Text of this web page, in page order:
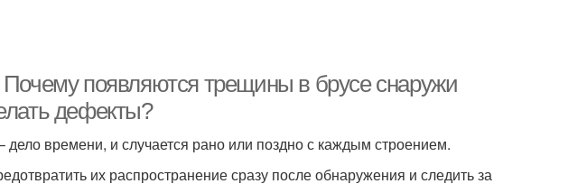
появляются трещины в брусе снаружи
дефекты?
времени, и случается рано или поздно с каждым строением.
их распространение сразу после обнаружения и следить за